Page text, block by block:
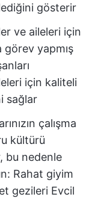
gösterir
ve aileleri için
görev yapmış
için kaliteli
sağlar
çalışma
kültürü
bu nedenle
Rahat giyim
gezileri Evcil